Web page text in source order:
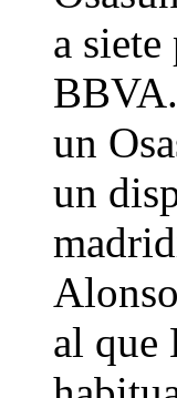
a
un
un
al que